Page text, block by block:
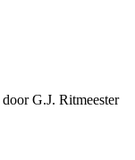
doorG.J. Ritmeester